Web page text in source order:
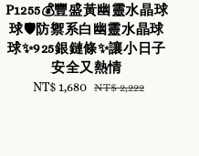
P1255💰豐盛黃幽靈水晶球
球🛡️防禦系白幽靈水晶球
球✨925銀鏈條✨讓小日子
安全又熱情
Sale
NT$ 1,680 Regular
NT$ 2,222